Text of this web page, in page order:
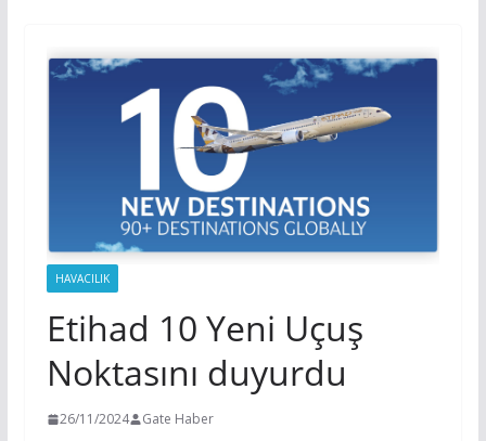
HAVACILIK
Etihad 10 Yeni Uçuş
Noktasını duyurdu
26/11/2024 Gate Haber